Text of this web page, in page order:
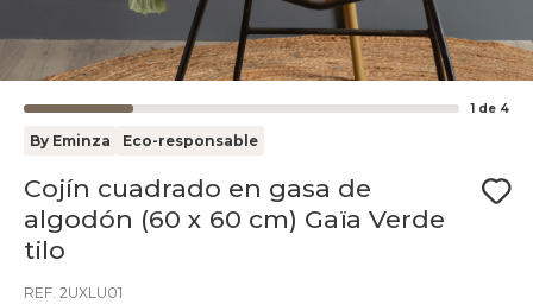
1 de 4
By Eminza Eco-responsable
Cojín cuadrado en gasa de
algodón (60 x 60 cm) Gaïa Verde
tilo
REF. 2UXLU01